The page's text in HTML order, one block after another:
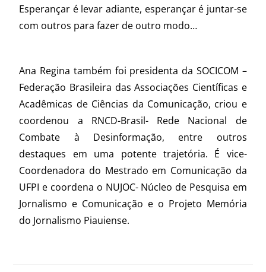
Esperançar é levar adiante, esperançar é juntar-se
com outros para fazer de outro modo…
Ana Regina também foi presidenta da SOCICOM –
Federação Brasileira das Associações Científicas e
Acadêmicas de Ciências da Comunicação, criou e
coordenou a RNCD-Brasil- Rede Nacional de
Combate à Desinformação, entre outros
destaques em uma potente trajetória. É vice-
Coordenadora do Mestrado em Comunicação da
UFPI e coordena o NUJOC- Núcleo de Pesquisa em
Jornalismo e Comunicação e o Projeto Memória
do Jornalismo Piauiense.